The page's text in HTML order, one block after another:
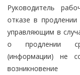
Руководитель
отказе в продлении
управляющим в
о продлении
(информации) не
возникновение